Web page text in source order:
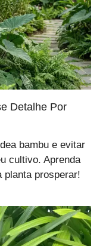
Detalhe Por
bambu e evitar
cultivo. Aprenda
prosperar!